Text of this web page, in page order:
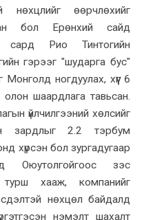
нөхцлийг өөрчлөхийг
бол Ерөнхий сайд
сард Рио Тинтогийн
гэрээг "шударга бус"
ногдуулах, хүүг 6
шаардлага тавьсан.
үйлчилгээний хөлсийг
зардлыг 2.2 тэрбум
хүрсэн бол зургадугаар
Оюутолгойгоос зэс
хааж, компанийг
нөхцөл байдалд
нэмэлт шахалт